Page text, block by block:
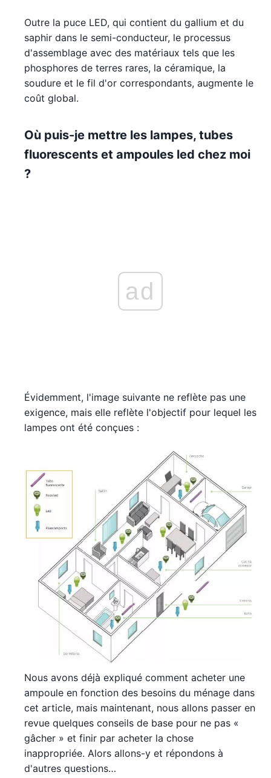
Outre la puce LED, qui contient du gallium et du
saphir dans le semi-conducteur, le processus
d'assemblage avec des matériaux tels que les
phosphores de terres rares, la céramique, la
soudure et le fil d'or correspondants, augmente le
coût global.
Où puis-je mettre les lampes, tubes
fluorescents et ampoules led chez moi
?
ad
Évidemment, l'image suivante ne reflète pas une
exigence, mais elle reflète l'objectif pour lequel les
lampes ont été conçues :
Nous avons déjà expliqué comment acheter une
ampoule en fonction des besoins du ménage dans
cet article, mais maintenant, nous allons passer en
revue quelques conseils de base pour ne pas «
gâcher » et finir par acheter la chose
inappropriée. Alors allons-y et répondons à
d'autres questions…